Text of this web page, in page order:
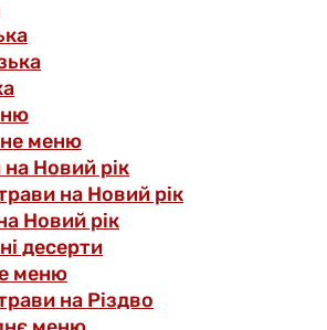
меню
Новий рік
на Новий рік
Новий рік
десерти
меню
на Різдво